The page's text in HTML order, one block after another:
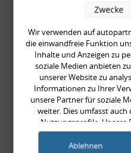
Audi
OE-
Wir verwenden auf
die einwandfreie Funktion
Inhalte und Anzeigen zu
soziale Medien anbieten
unserer Website zu
Informationen zu Ihrer
unsere Partner für soziale
weiter. Dies umfasst
Nutzungsprofile. Unsere
Products) führen diese
weiteren Daten zusammen,
Zwecke
Ablehnen